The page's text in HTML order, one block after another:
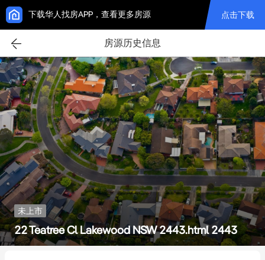
下载华人找房APP，查看更多房源 点击下载
房源历史信息
未上市
22 Teatree Cl Lakewood NSW 2443.html 2443